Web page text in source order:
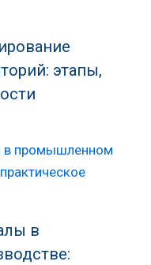
этапы,
в